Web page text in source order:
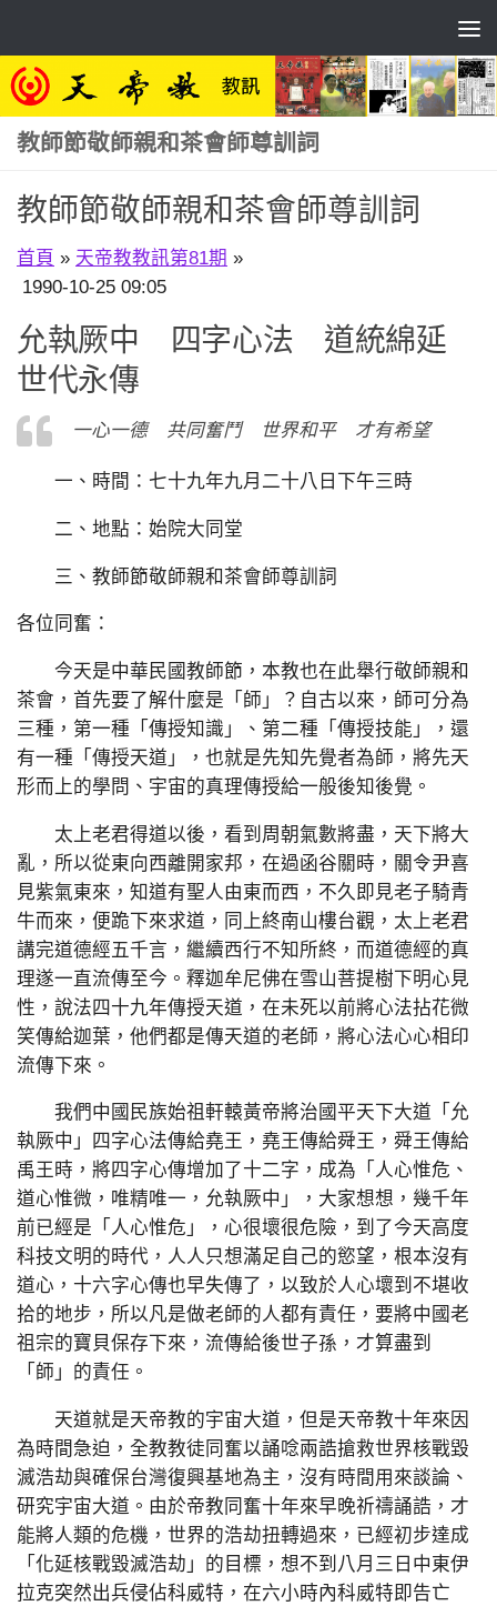
教師節敬師親和茶會師尊訓詞
教師節敬師親和茶會師尊訓詞
首頁 » 天帝教教訊第81期 »
1990-10-25 09:05
允執厥中 四字心法 道統綿延
世代永傳
一心一德 共同奮鬥 世界和平 才有希望
一、時間：七十九年九月二十八日下午三時
二、地點：始院大同堂
三、教師節敬師親和茶會師尊訓詞
各位同奮：
今天是中華民國教師節，本教也在此舉行敬師親和
茶會，首先要了解什麼是「師」？自古以來，師可分為
三種，第一種「傳授知識」、第二種「傳授技能」，還
有一種「傳授天道」，也就是先知先覺者為師，將先天
形而上的學問、宇宙的真理傳授給一般後知後覺。
太上老君得道以後，看到周朝氣數將盡，天下將大
亂，所以從東向西離開家邦，在過函谷關時，關令尹喜
見紫氣東來，知道有聖人由東而西，不久即見老子騎青
牛而來，便跪下來求道，同上終南山樓台觀，太上老君
講完道德經五千言，繼續西行不知所終，而道德經的真
理遂一直流傳至今。釋迦牟尼佛在雪山菩提樹下明心見
性，說法四十九年傳授天道，在未死以前將心法拈花微
笑傳給迦葉，他們都是傳天道的老師，將心法心心相印
流傳下來。
我們中國民族始祖軒轅黃帝將治國平天下大道「允
執厥中」四字心法傳給堯王，堯王傳給舜王，舜王傳給
禹王時，將四字心傳增加了十二字，成為「人心惟危、
道心惟微，唯精唯一，允執厥中」，大家想想，幾千年
前已經是「人心惟危」，心很壞很危險，到了今天高度
科技文明的時代，人人只想滿足自己的慾望，根本沒有
道心，十六字心傳也早失傳了，以致於人心壞到不堪收
拾的地步，所以凡是做老師的人都有責任，要將中國老
祖宗的寶貝保存下來，流傳給後世子孫，才算盡到
「師」的責任。
天道就是天帝教的宇宙大道，但是天帝教十年來因
為時間急迫，全教教徒同奮以誦唸兩誥搶救世界核戰毀
滅浩劫與確保台灣復興基地為主，沒有時間用來談論、
研究宇宙大道。由於帝教同奮十年來早晚祈禱誦誥，才
能將人類的危機，世界的浩劫扭轉過來，已經初步達成
「化延核戰毀滅浩劫」的目標，想不到八月三日中東伊
拉克突然出兵侵佔科威特，在六小時內科威特即告亡